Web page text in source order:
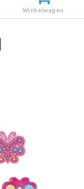
Winkelwagen